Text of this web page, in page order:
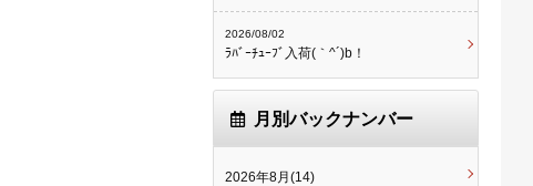
2026/08/02
ﾗﾊﾞｰﾁｭｰﾌﾞ入荷(｀^´)b！
月別バックナンバー
2026年8月(14)